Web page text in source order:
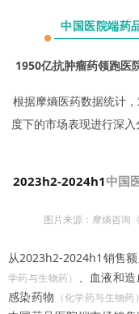
中国医院端药
1950亿抗肿瘤药领跑医
根据摩熵医药数据统计
度下的市场表现进行深
2023h2-2024h1中国
图片来源：摩熵咨询
从2023h2-2024h1销售
学药与生物药） 、血液和
感染药物 （化学药与生物药）